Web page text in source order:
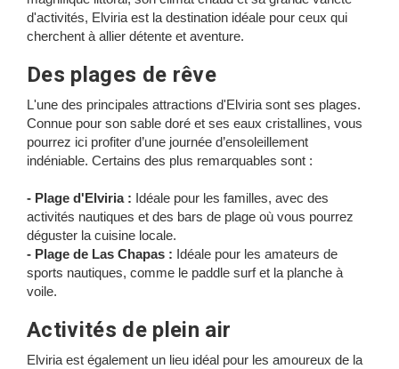
d'activités, Elviria est la destination idéale pour ceux qui
cherchent à allier détente et aventure.
Des plages de rêve
L'une des principales attractions d'Elviria sont ses plages.
Connue pour son sable doré et ses eaux cristallines, vous
pourrez ici profiter d’une journée d’ensoleillement
indéniable. Certains des plus remarquables sont :
- Plage d'Elviria : Idéale pour les familles, avec des
activités nautiques et des bars de plage où vous pourrez
déguster la cuisine locale.
- Plage de Las Chapas : Idéale pour les amateurs de
sports nautiques, comme le paddle surf et la planche à
voile.
Activités de plein air
Elviria est également un lieu idéal pour les amoureux de la